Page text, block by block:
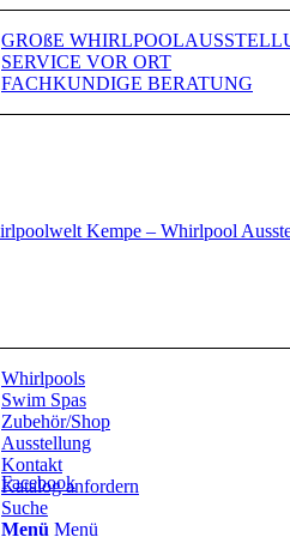
GROßE
SERVICE VOR ORT
FACHKUNDIGE BERATUNG
Facebook
Whirlpools
Swim Spas
Zubehör/Shop
Ausstellung
Kontakt
Katalog anfordern
Suche
Menü Menü